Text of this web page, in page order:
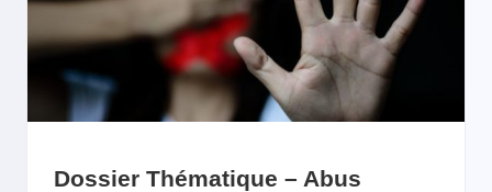
Dossier Thématique – Abus